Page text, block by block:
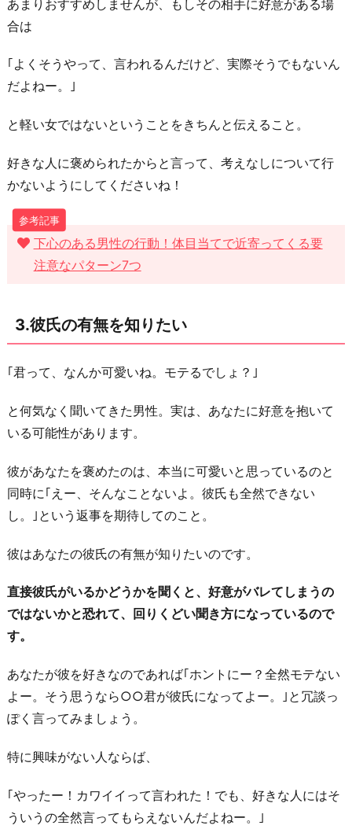
分
に
ふ
わ
し
く
な
い
が
た
く
て
り
ず
っ
て
7.
あ
ざ
と
女
だ
あまりおすすめしませんが、もしその相手に好意がある場
合は
｢よくそうやって、言われるんだけど、実際そうでもないん
だよねー。｣
と軽い女ではないということをきちんと伝えること。
好きな人に褒められたからと言って、考えなしについて行
かないようにしてくださいね！
下心のある男性の行動！体目当てで近寄ってくる要
注意なパターン7つ
3.彼氏の有無を知りたい
｢君って、なんか可愛いね。モテるでしょ？｣
と何気なく聞いてきた男性。実は、あなたに好意を抱いて
いる可能性があります。
彼があなたを褒めたのは、本当に可愛いと思っているのと
同時に｢えー、そんなことないよ。彼氏も全然できない
し。｣という返事を期待してのこと。
彼はあなたの彼氏の有無が知りたいのです。
直接彼氏がいるかどうかを聞くと、好意がバレてしまうの
ではないかと恐れて、回りくどい聞き方になっているので
す。
あなたが彼を好きなのであれば｢ホントにー？全然モテない
よー。そう思うなら○○君が彼氏になってよー。｣と冗談っ
ぽく言ってみましょう。
特に興味がない人ならば、
｢やったー！カワイイって言われた！でも、好きな人にはそ
ういうの全然言ってもらえないんだよねー。｣